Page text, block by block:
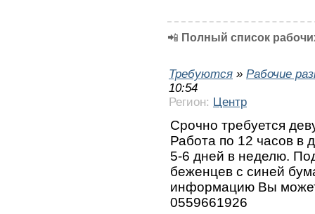
📲 Полный список
Требуются » Рабочие
10:54
Регион: Центр
Срочно требуется
Работа по 12 часов в
5-6 дней в неделю.
беженцев с синей
информацию Вы
0559661926